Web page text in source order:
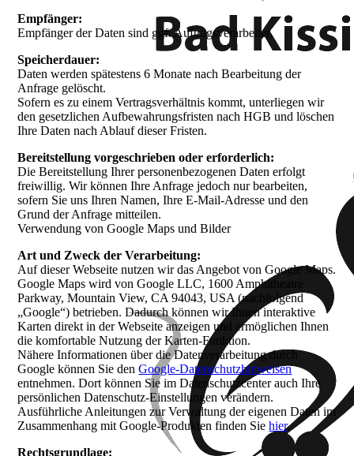
Empfänger:
Empfänger der Daten sind ggf. Auftragsverarbeiter.
Speicherdauer:
Daten werden spätestens 6 Monate nach Bearbeitung der
Anfrage gelöscht.
Sofern es zu einem Vertragsverhältnis kommt, unterliegen wir
den gesetzlichen Aufbewahrungsfristen nach HGB und löschen
Ihre Daten nach Ablauf dieser Fristen.
Bereitstellung vorgeschrieben oder erforderlich:
Die Bereitstellung Ihrer personenbezogenen Daten erfolgt
freiwillig. Wir können Ihre Anfrage jedoch nur bearbeiten,
sofern Sie uns Ihren Namen, Ihre E-Mail-Adresse und den
Grund der Anfrage mitteilen.
Verwendung von Google Maps und Bilder
Art und Zweck der Verarbeitung:
Auf dieser Webseite nutzen wir das Angebot von Google Maps.
Google Maps wird von Google LLC, 1600 Amphitheatre
Parkway, Mountain View, CA 94043, USA (nachfolgend
„Google“) betrieben. Dadurch können wir Ihnen interaktive
Karten direkt in der Webseite anzeigen und ermöglichen Ihnen
die komfortable Nutzung der Karten-Funktion.
Nähere Informationen über die Datenverarbeitung durch
Google können Sie denGoogle-Datenschutzhinweisen
entnehmen. Dort können Sie im Datenschutzcenter auch Ihre
persönlichen Datenschutz-Einstellungen verändern.
Ausführliche Anleitungen zur Verwaltung der eigenen Daten im
Zusammenhang mit Google-Produkten finden Siehier.
Rechtsgrundlage: